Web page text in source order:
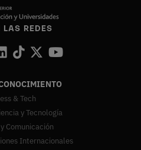
LAS REDES
& Tech
y Tecnología
Comunicación
Internacionales